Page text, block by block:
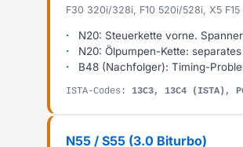
F30 320i/328i, F10 520i/528i, X5 F15
N20: Steuerkette vorne.
N20: Ölpumpen-Kette:
B48 (Nachfolger): Timing-
ISTA-Codes: 13C3, 13C4 (ISTA),
N55 / S55 (3.0 Biturbo)